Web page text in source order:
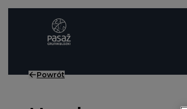
Przejdź do treści
Powrót